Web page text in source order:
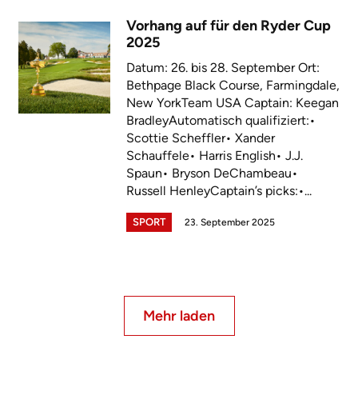
Vorhang auf für den Ryder Cup
2025
Datum: 26. bis 28. September Ort:
Bethpage Black Course, Farmingdale,
New YorkTeam USA Captain: Keegan
BradleyAutomatisch qualifiziert:•
Scottie Scheffler• Xander
Schauffele• Harris English• J.J.
Spaun• Bryson DeChambeau•
Russell HenleyCaptain’s picks:•...
SPORT 23. September 2025
Mehr laden